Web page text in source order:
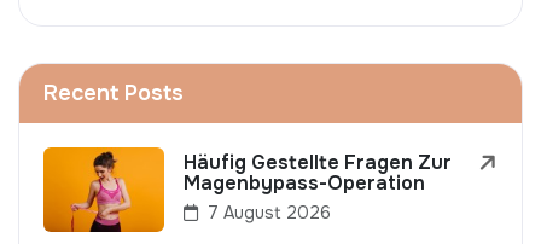
Recent Posts
Häufig Gestellte Fragen Zur
Magenbypass-Operation
7 August 2026